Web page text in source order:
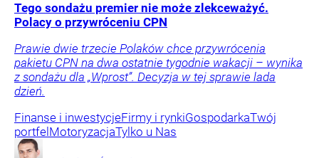
Tego sondażu premier nie może zlekceważyć.
Polacy o przywróceniu CPN
Prawie dwie trzecie Polaków chce przywrócenia
pakietu CPN na dwa ostatnie tygodnie wakacji – wynika
z sondażu dla „Wprost”. Decyzja w tej sprawie lada
dzień.
Finanse i inwestycjeFirmy i rynkiGospodarkaTwój
portfel MotoryzacjaTylko u Nas